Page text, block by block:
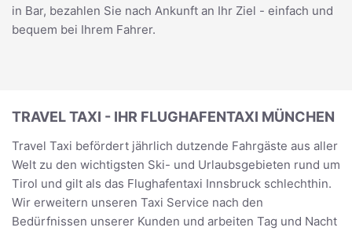
in Bar, bezahlen Sie nach Ankunft an Ihr Ziel - einfach und
bequem bei Ihrem Fahrer.
TRAVEL TAXI - IHR FLUGHAFENTAXI MÜNCHEN
Travel Taxi befördert jährlich dutzende Fahrgäste aus aller
Welt zu den wichtigsten Ski- und Urlaubsgebieten rund um
Tirol und gilt als das Flughafentaxi Innsbruck schlechthin.
Wir erweitern unseren Taxi Service nach den
Bedürfnissen unserer Kunden und arbeiten Tag und Nacht